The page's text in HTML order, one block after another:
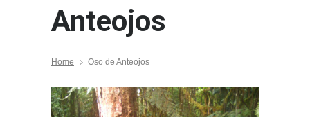
Anteojos
Home Oso de Anteojos